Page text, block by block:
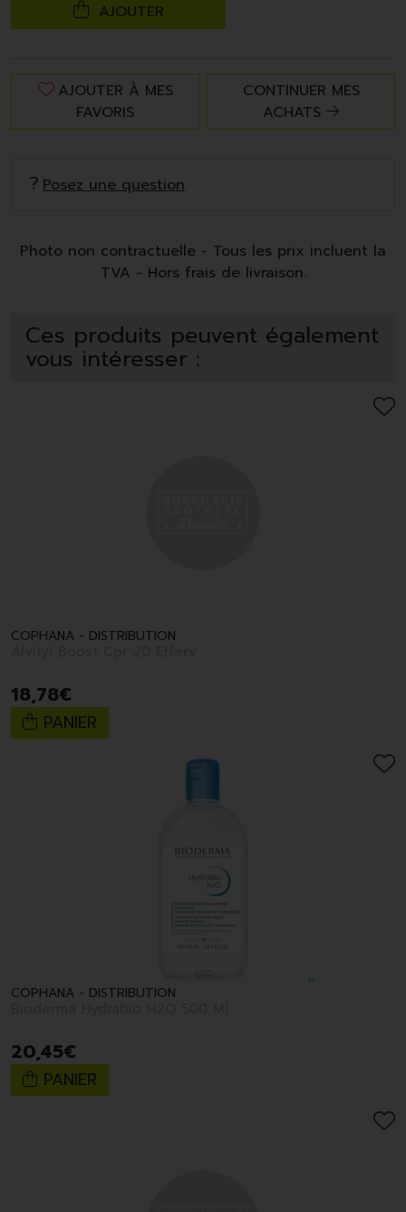
AJOUTER
AJOUTER À MES
FAVORIS
CONTINUER MES
ACHATS
Posez une question
Photo non contractuelle - Tous les prix incluent la
TVA - Hors frais de livraison.
Ces produits peuvent également
vous intéresser :
COPHANA - DISTRIBUTION
18,78€
PANIER
COPHANA - DISTRIBUTION
20,45€
PANIER